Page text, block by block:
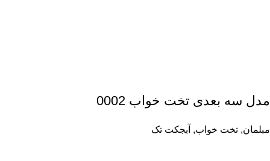
مدل سه بعدی تخت خواب 0002
مبلمان, تخت خواب, آبجکت تک